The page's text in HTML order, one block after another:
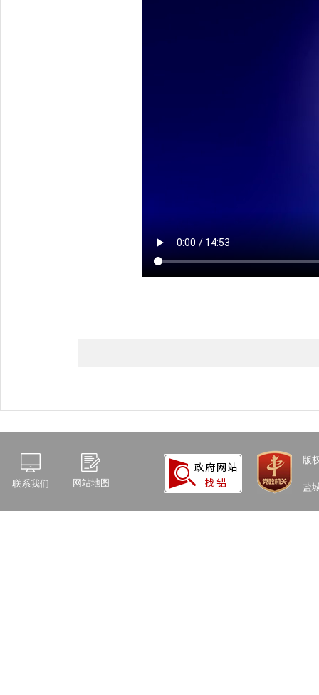
联系我们 网站地图
版
盐